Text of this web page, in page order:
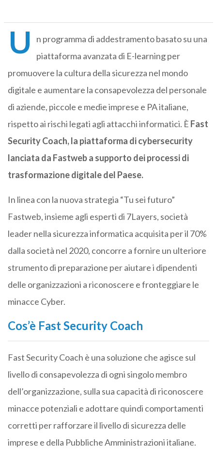
U
n programma di addestramento basato su una
piattaforma avanzata di E-learning per
promuovere la cultura della sicurezza nel mondo
digitale e aumentare la consapevolezza del personale
di aziende, piccole e medie imprese e PA italiane,
rispetto ai rischi legati agli attacchi informatici. È Fast
Security Coach, la piattaforma di cybersecurity
lanciata da Fastweb a supporto dei processi di
trasformazione digitale del Paese.
In linea con la nuova strategia “Tu sei futuro”
Fastweb, insieme agli esperti di 7Layers, società
leader nella sicurezza informatica acquisita per il 70%
dalla società nel 2020, concorre a fornire un ulteriore
strumento di preparazione per aiutare i dipendenti
delle organizzazioni a riconoscere e fronteggiare le
minacce Cyber.
Cos’è Fast Security Coach
Fast Security Coach è una soluzione che agisce sul
livello di consapevolezza di ogni singolo membro
dell’organizzazione, sulla sua capacità di riconoscere
minacce potenziali e adottare quindi comportamenti
corretti per rafforzare il livello di sicurezza delle
imprese e della Pubbliche Amministrazioni italiane.